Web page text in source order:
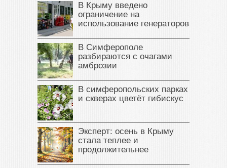
В Крыму введено
ограничение на
использование генераторов
В Симферополе
разбираются с очагами
амброзии
В симферопольских парках
и скверах цветёт гибискус
Эксперт: осень в Крыму
стала теплее и
продолжительнее